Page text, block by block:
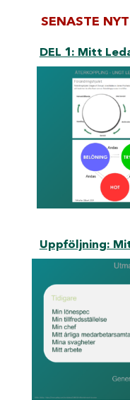
SENASTE
DEL 1: Mitt
Uppföljning: